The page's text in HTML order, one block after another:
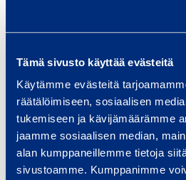
Tämä sivusto käyttää evästeitä
Käytämme evästeitä
räätälöimiseen, sosiaalisen
tukemiseen ja kävijämäärämme
jaamme sosiaalisen median,
alan kumppaneillemme tietoja
sivustoamme. Kumppanimme
Keski-Suomi
Kymenlaakso Lappi
Pääkaupunkiseutu
Uusimaa
Valtakunnallinen
tomi.holmberg@ramirent.fi
+358 40 759 8834